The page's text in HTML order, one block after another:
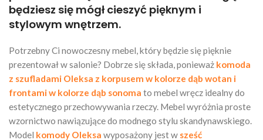
będziesz się mógł cieszyć pięknym i
stylowym wnętrzem.
Potrzebny Ci nowoczesny mebel, który będzie się pięknie
prezentował w salonie? Dobrze się składa, ponieważ komoda
z szufladami Oleksa z korpusem w kolorze dąb wotan i
frontami w kolorze dąb sonoma to mebel wręcz idealny do
estetycznego przechowywania rzeczy. Mebel wyróżnia proste
wzornictwo nawiązujące do modnego stylu skandynawskiego.
Model komody Oleksa wyposażony jest w sześć